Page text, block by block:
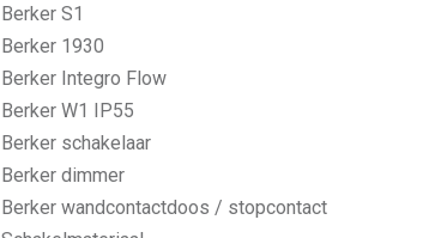
Berker S1
Berker 1930
Berker Integro Flow
Berker W1 IP55
Berker schakelaar
Berker dimmer
Berker wandcontactdoos / stopcontact